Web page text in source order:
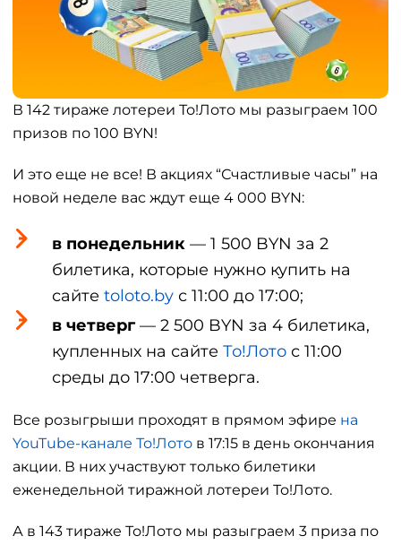
В 142 тираже лотереи То!Лото мы разыграем 100
призов по 100 BYN!
И это еще не все! В акциях “Счастливые часы” на
новой неделе вас ждут еще 4 000 BYN:
в понедельник — 1 500 BYN за 2
билетика, которые нужно купить на
сайте toloto.by с 11:00 до 17:00;
в четверг— 2 500 BYN за 4 билетика,
купленных на сайте То!Лото с 11:00
среды до 17:00 четверга.
Все розыгрыши проходят в прямом эфире на
YouTube-канале То!Лото в 17:15 в день окончания
акции. В них участвуют только билетики
еженедельной тиражной лотереи То!Лото.
А в 143 тираже То!Лото мы разыграем 3 приза по